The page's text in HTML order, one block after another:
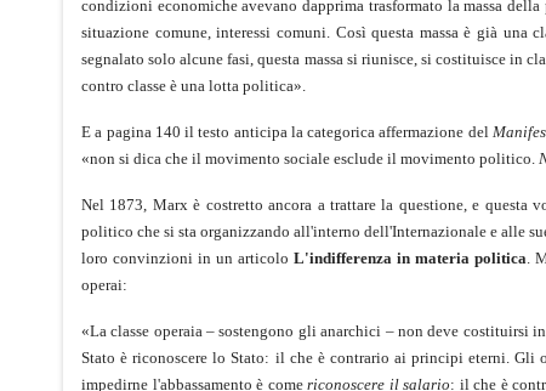
condizioni economiche avevano dapprima trasformato la massa
situazione comune, interessi comuni. Così questa massa è già una
segnalato solo alcune fasi, questa massa si riunisce, si costituisce in
contro classe è una lotta politica».
E a pagina 140 il testo anticipa la categorica affermazione del
«non si dica che il movimento sociale esclude il movimento politico.
Nel 1873, Marx è costretto ancora a trattare la questione, e
politico che si sta organizzando all'interno dell'Internazionale e alle
loro convinzioni in un articoloL'indifferenza in materia politica .
operai:
«La classe operaia – sostengono gli anarchici – non deve costituirsi
Stato è riconoscere lo Stato: il che è contrario ai principi eterni. Gli
impedirne l'abbassamento è comericonoscere il salario: il che è